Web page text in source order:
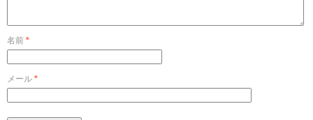
名前 *
メール *